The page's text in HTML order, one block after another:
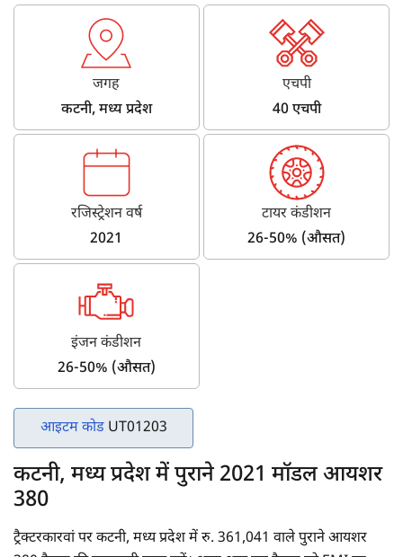
जगह
कटनी, मध्य प्रदेश
एचपी
40 एचपी
रजिस्ट्रेशन वर्ष
2021
टायर कंडीशन
26-50% (औसत)
इंजन कंडीशन
26-50% (औसत)
आइटम कोड UT01203
कटनी, मध्य प्रदेश में पुराने 2021 मॉडल आयशर
380
ट्रैक्टरकारवां पर कटनी, मध्य प्रदेश में रु. 361,041 वाले पुराने आयशर